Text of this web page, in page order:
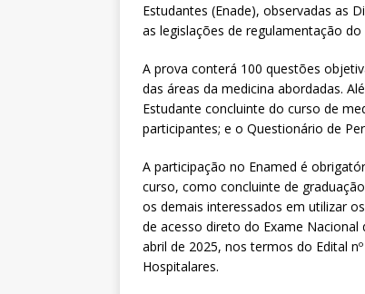
Estudantes (Enade), observadas as
as legislações de regulamentação
A prova conterá 100 questões
das áreas da medicina abordadas.
Estudante concluinte do curso de
participantes; e o Questionário de
A participação no Enamed é
curso, como concluinte de
os demais interessados em utilizar
de acesso direto do Exame Nacional
abril de 2025, nos termos do Edital
Hospitalares.